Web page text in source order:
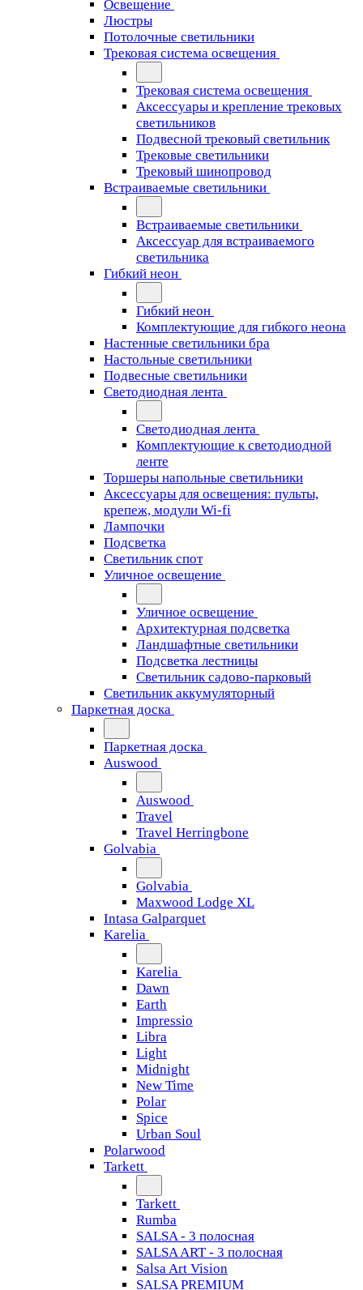
Освещение
Люстры
Потолочные светильники
Трековая система освещения
Трековая система освещения
Аксессуары и крепление трековых
светильников
Подвесной трековый светильник
Трековые светильники
Трековый шинопровод
Встраиваемые светильники
Встраиваемые светильники
Аксессуар для встраиваемого
светильника
Гибкий неон
Гибкий неон
Комплектующие для гибкого неона
Настенные светильники бра
Настольные светильники
Подвесные светильники
Светодиодная лента
Светодиодная лента
Комплектующие к светодиодной
ленте
Торшеры напольные светильники
Аксессуары для освещения: пульты,
крепеж, модули Wi-fi
Лампочки
Подсветка
Светильник спот
Уличное освещение
Уличное освещение
Архитектурная подсветка
Ландшафтные светильники
Подсветка лестницы
Светильник садово-парковый
Светильник аккумуляторный
Паркетная доска
Паркетная доска
Auswood
Auswood
Travel
Travel Herringbone
Golvabia
Golvabia
Maxwood Lodge XL
Intasa Galparquet
Karelia
Karelia
Dawn
Earth
Impressio
Libra
Light
Midnight
New Time
Polar
Spice
Urban Soul
Polarwood
Tarkett
Tarkett
Rumba
SALSA - 3 полосная
SALSA ART - 3 полосная
Salsa Art Vision
SALSA PREMIUM